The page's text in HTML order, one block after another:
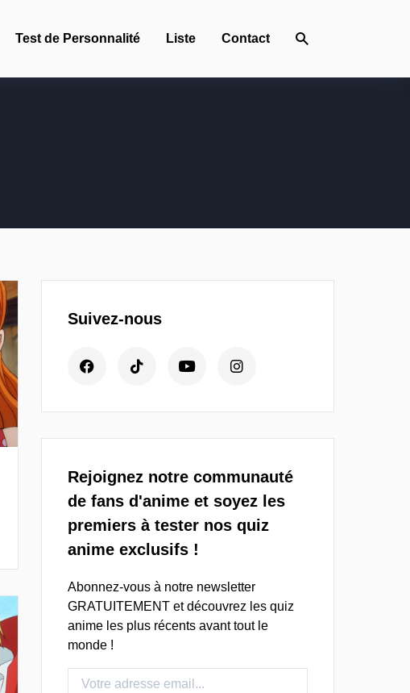
Test de Personnalité Liste Contact
Suivez-nous
Rejoignez notre communauté
de fans d'anime et soyez les
premiers à tester nos quiz
anime exclusifs !
Abonnez-vous à notre newsletter
GRATUITEMENT et découvrez les quiz
anime les plus récents avant tout le
monde !